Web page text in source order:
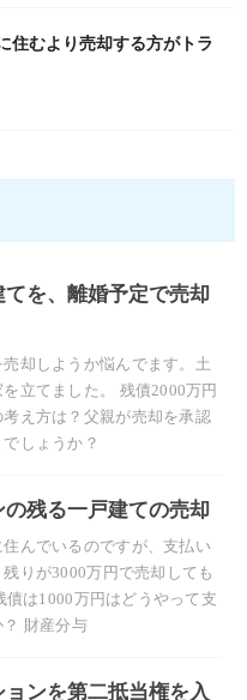
住むより売却する方がトラ
を、離婚予定で売却
却しようか悩んでます。土
立てました。 残債2000万円
え方は？父親が売却を承認
しょうか？
残る一戸建ての売却
んでいるのですが、支払い
りが3000万円で売却しても
は1000万円はどうやって支
財産分与
ンを第二抵当権を入